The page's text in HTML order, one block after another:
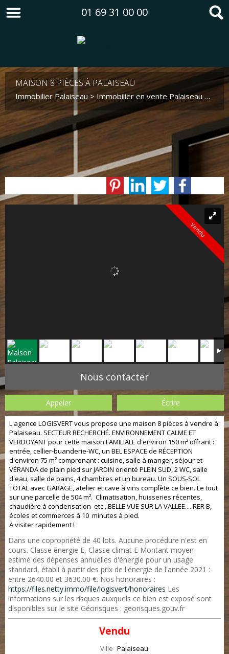
01 69 31 00 00
MAISON 8 PIÈCES À PALAISEAU
Immobilier Palaiseau > Immobilier en vente Palaiseau >
Vendu
Nous contacter
Appeler Écrire
L'agence LOGISVERT vous propose une maison 8 pièces à vendre à
Palaiseau. SECTEUR RECHERCHÉ. ENVIRONNEMENT CALME ET
VERDOYANT pour cette maison FAMILIALE d'environ 150 m² offrant :
entrée, cellier-buanderie-WC, un BEL ESPACE de RÉCEPTION
d'environ 75 m² comprenant : cuisine, salle à manger, séjour et
VÉRANDA de plain pied sur JARDIN orienté PLEIN SUD, 2 WC, salle
d'eau, salle de bains, 4 chambres et un bureau. Un SOUS-SOL
TOTAL avec GARAGE, atelier et cave à vins complète ce bien. Le tout
sur une parcelle de 504 m². Climatisation, huisseries récentes,
chaudière à condensation etc...BELLE VUE SUR LA VALLEE.... RER B,
écoles et commerces à 10 minutes à pied.
A visiter rapidement !
Dans une copropriété de 40 lots. Aucune procédure n'est en
cours. Classe énergie E, Classe climat E Montant moyen
estimé des dépenses annuelles d'énergie pour un usage
standard, établi à partir des prix de l'énergie de l'année 2021 :
entre 2640.00 et 3630.00 €. Nos honoraires :
https://files.netty.immo/file/logisvert/honoraires Les
informations sur les risques auxquels ce bien est exposé sont
disponibles sur le site Géorisques : georisques.gouv.fr
Vendu
Ville Palaiseau